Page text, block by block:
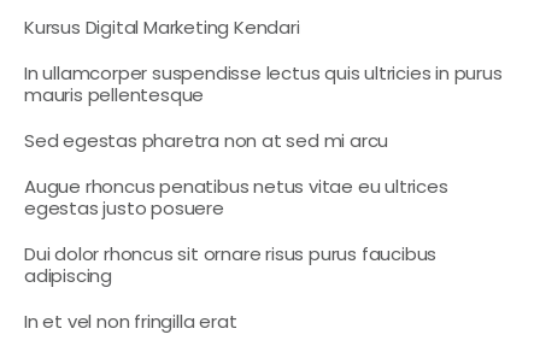
Kursus Digital Marketing Kendari
In ullamcorper suspendisse lectus quis ultricies in purus
mauris pellentesque
Sed egestas pharetra non at sed mi arcu
Augue rhoncus penatibus netus vitae eu ultrices
egestas justo posuere
Dui dolor rhoncus sit ornare risus purus faucibus
adipiscing
In et vel non fringilla erat